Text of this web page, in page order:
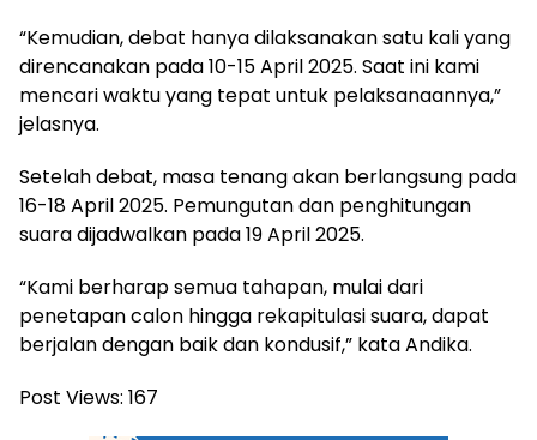
“Kemudian, debat hanya dilaksanakan satu kali yang
direncanakan pada 10-15 April 2025. Saat ini kami
mencari waktu yang tepat untuk pelaksanaannya,”
jelasnya.
Setelah debat, masa tenang akan berlangsung pada
16-18 April 2025. Pemungutan dan penghitungan
suara dijadwalkan pada 19 April 2025.
“Kami berharap semua tahapan, mulai dari
penetapan calon hingga rekapitulasi suara, dapat
berjalan dengan baik dan kondusif,” kata Andika.
Post Views: 167